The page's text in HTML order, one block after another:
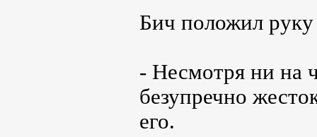
Бич положил
- Несмотря ни на
безупречно
его.